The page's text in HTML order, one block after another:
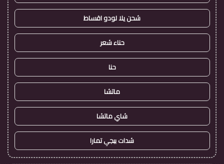
شحن يلا لودو اقساط
حناء شعر
حنا
ماتشا
شاي ماتشا
شدات ببجي تمارا